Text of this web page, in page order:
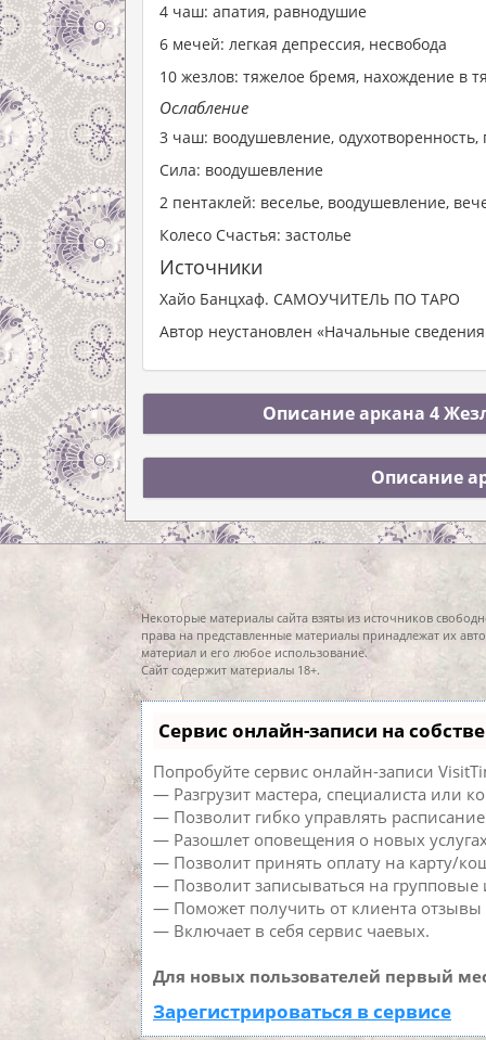
4 чаш: апатия, равнодушие
6 мечей: легкая депрессия, несвобода
10 жезлов: тяжелое бремя, нахождение в
Ослабление
3 чаш: воодушевление, одухотворенность,
Сила: воодушевление
2 пентаклей: веселье, воодушевление,
Колесо Счастья: застолье
Источники
Хайо Банцхаф. САМОУЧИТЕЛЬ ПО ТАРО
Автор неустановлен «Начальные
Описание аркана 4
Описание
Некоторые материалы сайта взяты из источников
права на представленные материалы принадлежат их
материал и его любое использование.
Сайт содержит материалы 18+.
Сервис онлайн-записи на
Попробуйте сервис онлайн-записи
— Разгрузит мастера, специалиста или
— Позволит гибко управлять
— Разошлет оповещения о новых
— Позволит принять оплату на карту/
— Позволит записываться на
— Поможет получить от клиента отзывы
— Включает в себя сервис чаевых.
Для новых пользователей первый
Зарегистрироваться в сервисе